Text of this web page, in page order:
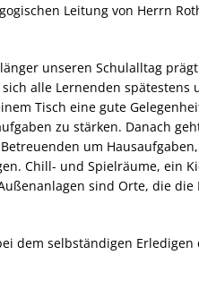
Leitung von Herrn
unseren Schulalltag
alle Lernenden spätestens
Tisch eine gute
zu stärken. Danach
um
Chill- und Spielräume, ein
sind Orte, die
dem selbständigen Erledigen